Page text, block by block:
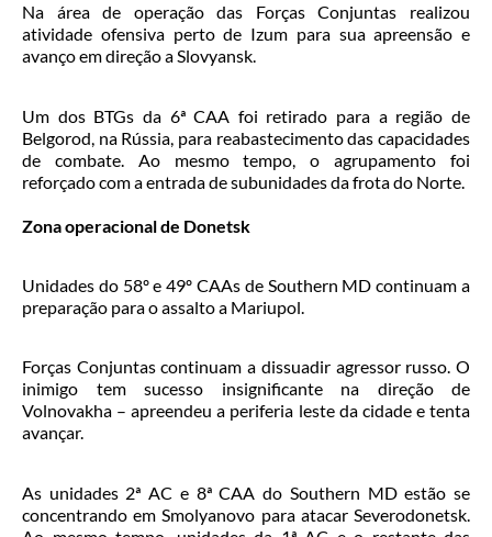
Na área de operação das Forças Conjuntas realizou
atividade ofensiva perto de Izum para sua apreensão e
avanço em direção a Slovyansk.
Um dos BTGs da 6ª CAA foi retirado para a região de
Belgorod, na Rússia, para reabastecimento das capacidades
de combate. Ao mesmo tempo, o agrupamento foi
reforçado com a entrada de subunidades da frota do Norte.
Zona operacional de Donetsk
Unidades do 58º e 49º CAAs de Southern MD continuam a
preparação para o assalto a Mariupol.
Forças Conjuntas continuam a dissuadir agressor russo. O
inimigo tem sucesso insignificante na direção de
Volnovakha – apreendeu a periferia leste da cidade e tenta
avançar.
As unidades 2ª AC e 8ª CAA do Southern MD estão se
concentrando em Smolyanovo para atacar Severodonetsk.